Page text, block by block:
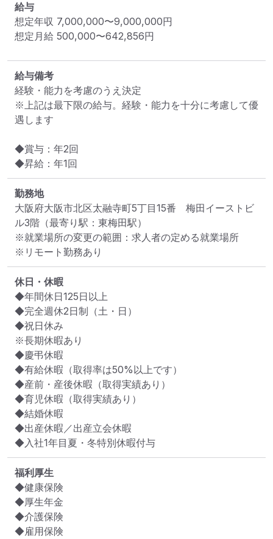
給与
想定年収 7,000,000〜9,000,000円
想定月給 500,000〜642,856円
給与備考
経験・能力を考慮のうえ決定
※上記は最下限の給与。経験・能力を十分に考慮して優
遇します
◆賞与：年2回
◆昇給：年1回
勤務地
大阪府大阪市北区太融寺町5丁目15番　梅田イーストビ
ル3階 （最寄り駅：東梅田駅）
※就業場所の変更の範囲：求人者の定める就業場所
※リモート勤務あり
休日・休暇
◆年間休日125日以上
◆完全週休2日制（土・日）
◆祝日休み
※長期休暇あり
◆慶弔休暇
◆有給休暇（取得率は50%以上です）
◆産前・産後休暇（取得実績あり）
◆育児休暇（取得実績あり）
◆結婚休暇
◆出産休暇／出産立会休暇
◆入社1年目夏・冬特別休暇付与
福利厚生
◆健康保険
◆厚生年金
◆介護保険
◆雇用保険